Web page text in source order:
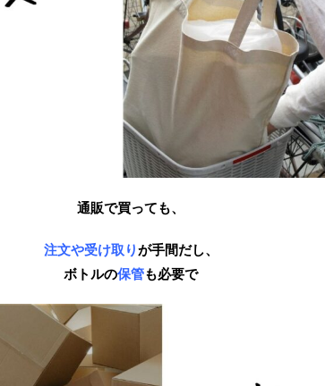
通販で買っても、
注文や受け取りが手間だし、
ボトルの保管も必要で